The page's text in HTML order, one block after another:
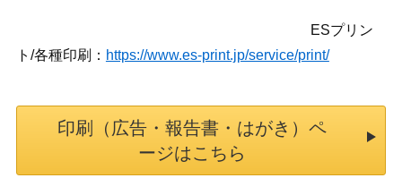
ESプリン
ト/各種印刷： https://www.es-print.jp/service/print/
印刷（広告・報告書・はがき）ペ
ージはこちら